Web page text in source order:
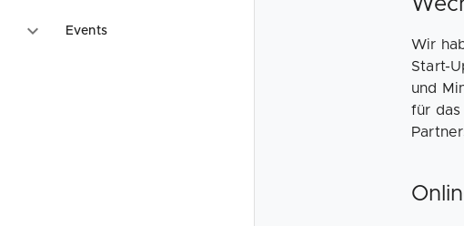
Events
Wir
Start-
und
für das